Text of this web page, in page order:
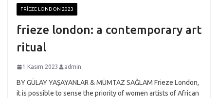
FRIEZE LONDON 2023
frieze london: a contemporary art
ritual
1 Kasım 2023 admin
BY GÜLAY YAŞAYANLAR & MÜMTAZ SAĞLAM Frieze London,
it is possible to sense the priority of women artists of African